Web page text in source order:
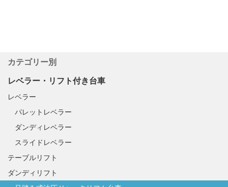
カテゴリー別
レベラー・リフト付き台車
レベラー
パレットレベラー
ダンディレベラー
スライドレベラー
テーブルリフト
ダンディリフト